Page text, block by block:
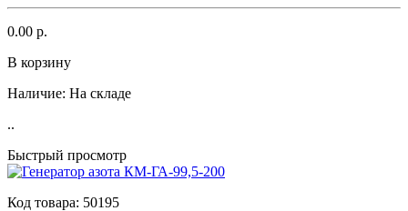
0.00 р.
В корзину
Наличие: На складе
..
Быстрый просмотр
Код товара: 50195